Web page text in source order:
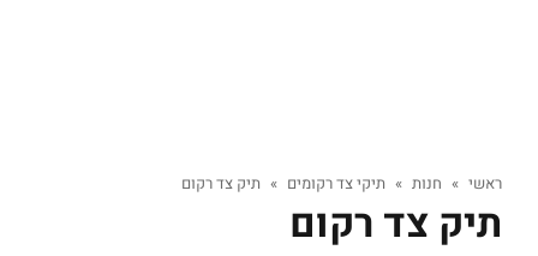
ראשי » חנות » תיקי צד רקומים » תיק צד רקום
תיק צד רקום